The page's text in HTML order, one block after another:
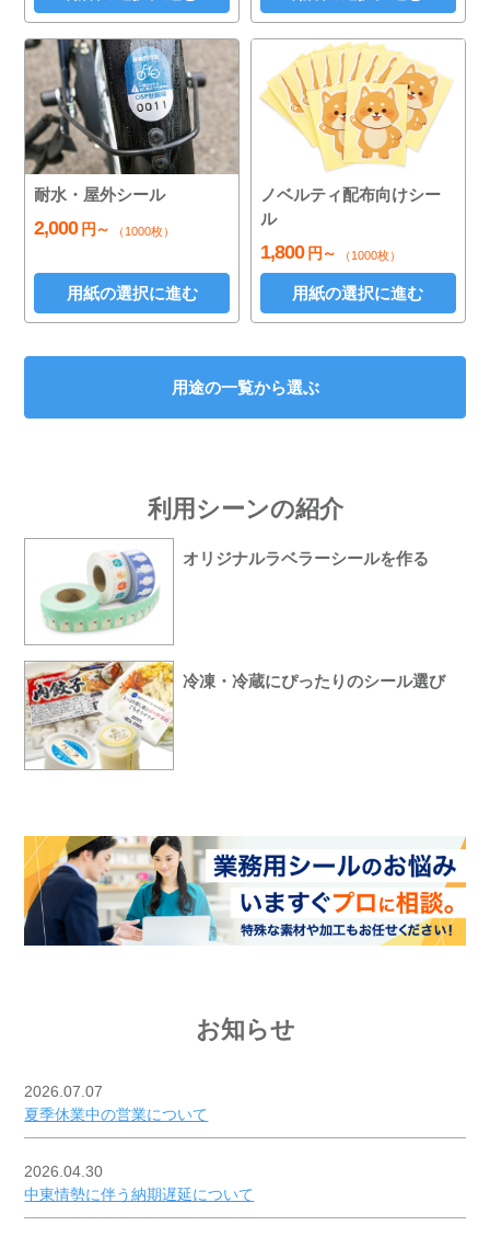
耐水・屋外シール
2,000 円～ （1000枚）
用紙の選択に進む
ノベルティ配布向けシー
ル
1,800 円～ （1000枚）
用紙の選択に進む
用途の一覧から選ぶ
利用シーンの紹介
オリジナルラベラーシールを作る
冷凍・冷蔵にぴったりのシール選び
お知らせ
2026.07.07
夏季休業中の営業について
2026.04.30
中東情勢に伴う納期遅延について